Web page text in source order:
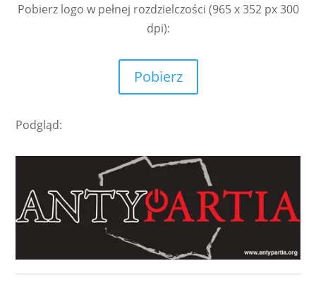
Pobierz logo w pełnej rozdzielczości (965 x 352 px 300
dpi):
Pobierz
Podgląd: